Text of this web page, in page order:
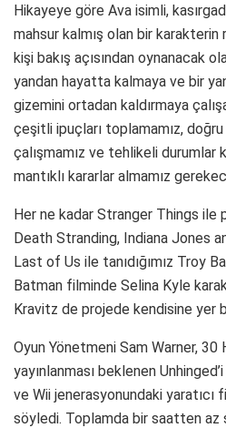
Hikayeye göre Ava isimli,
mahsur kalmış olan bir
kişi bakış açısından oynanacak
yandan hayatta kalmaya ve bir
gizemini ortadan kaldırmaya
çeşitli ipuçları toplamamız,
çalışmamız ve tehlikeli durumlar
mantıklı kararlar almamız
Her ne kadar Stranger Things ile
Death Stranding, Indiana Jones
Last of Us ile tanıdığımız Troy
Batman filminde Selina Kyle
Kravitz de projede kendisine yer
Oyun Yönetmeni Sam Warner, 30
yayınlanması beklenen
ve Wii jenerasyonundaki yaratıcı
söyledi. Toplamda bir saatten az